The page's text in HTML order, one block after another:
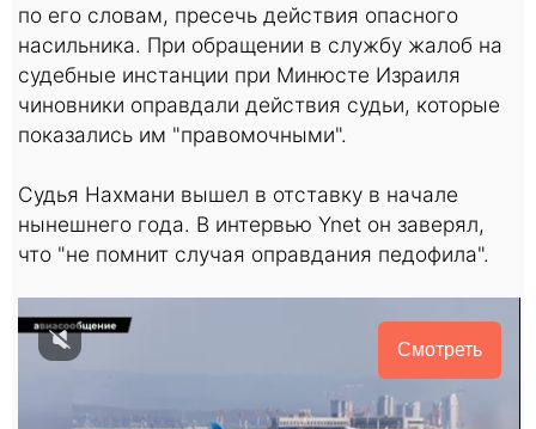
по его словам, пресечь действия опасного
насильника. При обращении в службу жалоб на
судебные инстанции при Минюсте Израиля
чиновники оправдали действия судьи, которые
показались им "правомочными".
Судья Нахмани вышел в отставку в начале
нынешнего года. В интервью Ynet он заверял,
что "не помнит случая оправдания педофила".
Смотреть